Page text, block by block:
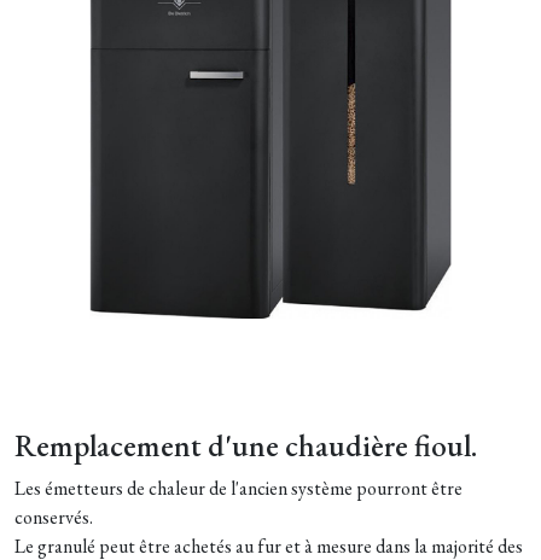
Remplacement d'une chaudière fioul.
Les émetteurs de chaleur de l'ancien système pourront être
conservés.
Le granulé peut être achetés au fur et à mesure dans la majorité des